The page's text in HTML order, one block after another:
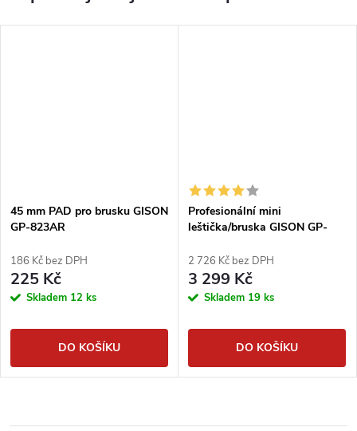
45 mm PAD pro brusku GISON
GP-823AR
186 Kč bez DPH
225 Kč
Skladem 12 ks
DO KOŠÍKU
Profesionální mini
leštička/bruska GISON GP-
2 726 Kč bez DPH
3 299 Kč
Skladem 19 ks
DO KOŠÍKU